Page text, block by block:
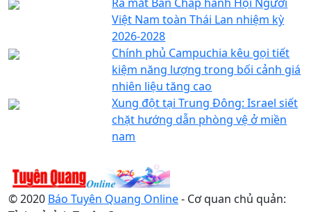
Việt Nam toàn Thái Lan nhiệm kỳ
2026-2028
Chính phủ Campuchia kêu gọi tiết
kiệm năng lượng trong bối cảnh giá
nhiên liệu tăng cao
Xung đột tại Trung Đông: Israel siết
chặt hướng dẫn phòng vệ ở miền
nam
© 2020 Báo Tuyên Quang Online- Cơ quan chủ quản: